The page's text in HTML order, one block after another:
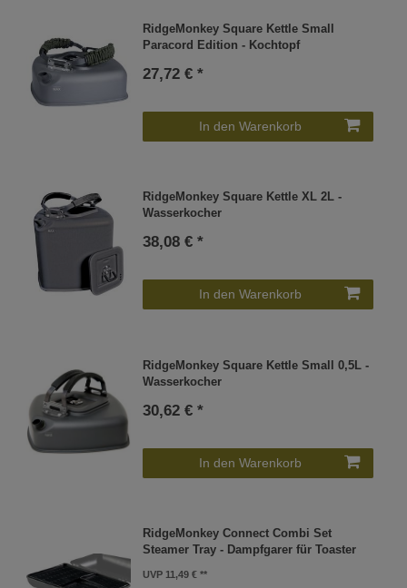
RidgeMonkey Square Kettle Small
Paracord Edition - Kochtopf
27,72 € *
In den Warenkorb
RidgeMonkey Square Kettle XL 2L -
Wasserkocher
38,08 € *
In den Warenkorb
RidgeMonkey Square Kettle Small 0,5L -
Wasserkocher
30,62 € *
In den Warenkorb
RidgeMonkey Connect Combi Set
Steamer Tray - Dampfgarer für Toaster
UVP 11,49 €